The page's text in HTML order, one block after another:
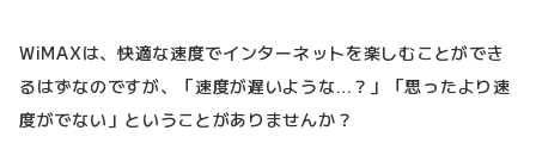
WiMAXは、快適な速度でインターネットを楽しむことができ
るはずなのですが、「速度が遅いような…？」「思ったより速
度がでない」ということがありませんか？